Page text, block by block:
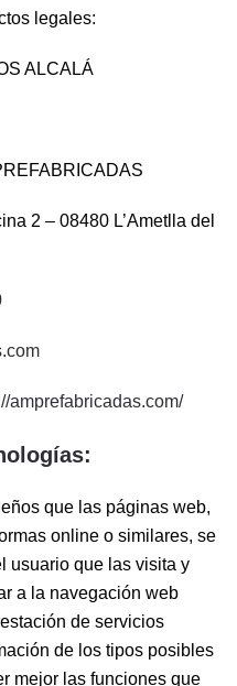
legales:
ALCALÁ
2 – 08480 L’Ametlla del
amprefabricadas.com/
que las páginas web,
online o similares, se
usuario que las visita y
a la navegación web
de servicios
de los tipos posibles
mejor las funciones que